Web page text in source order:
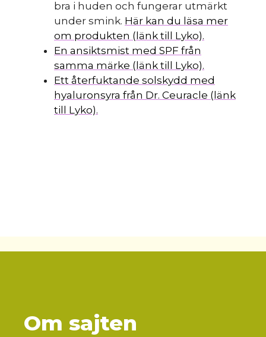
bra i huden och fungerar utmärkt
under smink. Här kan du läsa mer
om produkten (länk till Lyko).
En ansiktsmist med SPF från
samma märke (länk till Lyko).
Ett återfuktande solskydd med
hyaluronsyra från Dr. Ceuracle (länk
till Lyko).
Om sajten